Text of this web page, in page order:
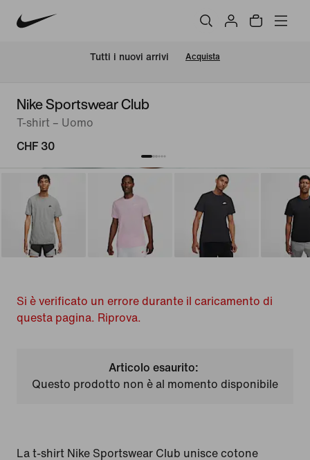
Tutti i nuovi arrivi Acquista
Nike Sportswear Club
T-shirt – Uomo
CHF 30
Si è verificato un errore durante il caricamento di
questa pagina. Riprova.
Articolo esaurito:
Questo prodotto non è al momento disponibile
La t-shirt Nike Sportswear Club unisce cotone